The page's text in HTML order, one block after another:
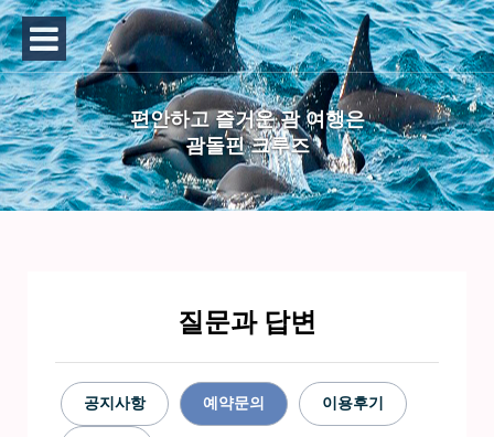
편안하고 즐거운 괌 여행은
괌돌핀 크루즈
질문과 답변
공지사항 예약문의 이용후기